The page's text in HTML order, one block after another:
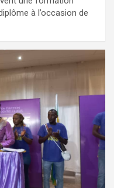
à l’occasion de